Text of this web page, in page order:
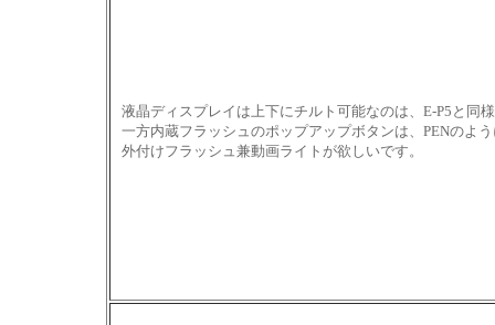
液晶ディスプレイは上下にチルト可能なのは、E-P5と同
一方内蔵フラッシュのポップアップボタンは、PENのよ
外付けフラッシュ兼動画ライトが欲しいです。